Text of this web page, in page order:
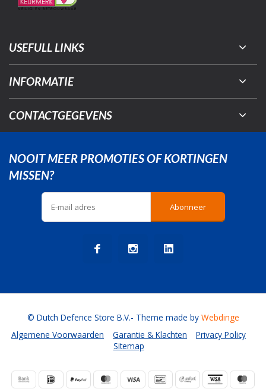
USEFULL LINKS
INFORMATIE
CONTACTGEGEVENS
NOOIT MEER PROMOTIES OF KORTINGEN
MISSEN?
Abonneer
Algemene Voorwaarden Garantie & Klachten
Privacy Policy
Sitemap
© Dutch Defence Store B.V.- Theme made by Webdinge